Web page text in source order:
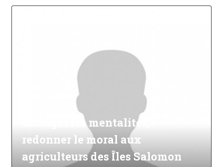
Changer les mentalités,
redonner le moral aux
agriculteurs des Îles Salomon